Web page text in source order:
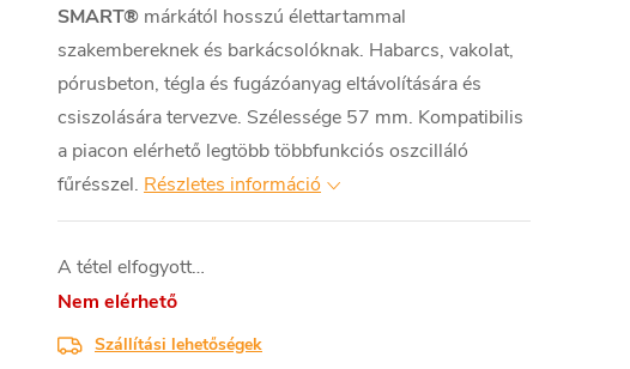
SMART® márkától hosszú élettartammal
szakembereknek és barkácsolóknak. Habarcs, vakolat,
pórusbeton, tégla és fugázóanyag eltávolítására és
csiszolására tervezve. Szélessége 57 mm. Kompatibilis
a piacon elérhető legtöbb többfunkciós oszcilláló
fűrésszel. Részletes információ
A tétel elfogyott…
Nem elérhető
Szállítási lehetőségek